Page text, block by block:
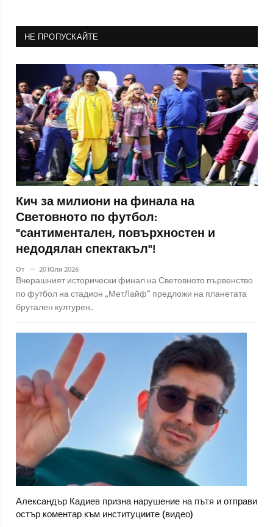
НЕ ПРОПУСКАЙТЕ
Кич за милиони на финала на
Световното по футбол:
"сантиментален, повърхностен и
недодялан спектакъл"!
От 20 Юли 2026
Вчерашният исторически финал на Световното първенство
по футбол на стадион „МетЛайф“ предложи на планетата
брутален културен..
Александър Кадиев призна нарушение на пътя и отправи
остър коментар към институциите (видео)